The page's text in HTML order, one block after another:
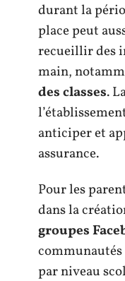
durant la
place peut
recueillir des
main,
des classes.
anticiper et
assurance.
Pour les
dans la
groupes
par niveau